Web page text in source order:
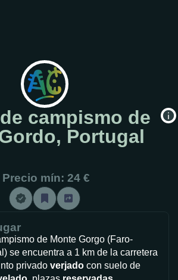
campismo de
Portugal
Precio mín: 24 €
de Monte Gorgo (Faro-
se encuentra a 1 km de la carretera
privado verjado con suelo de